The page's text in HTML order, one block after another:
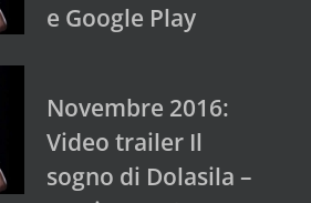
e Google Play
Novembre 2016:
Video trailer Il
sogno di Dolasila –